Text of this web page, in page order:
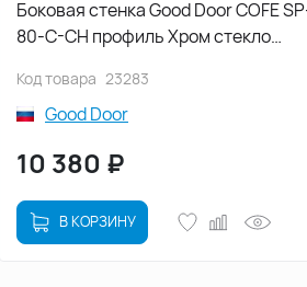
Боковая стенка Good Door COFE
80-C-CH профиль Хром стекло
Код товара 23283
Good Door
10 380 ₽
В КОРЗИНУ